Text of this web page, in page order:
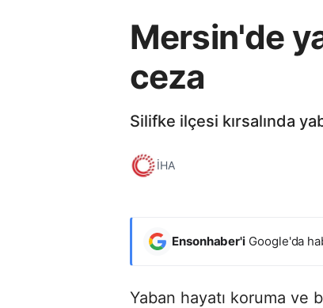
Mersin'de
ceza
Silifke ilçesi kırsalında
İHA
Ensonhaber'i Google'da
Yaban hayatı koruma